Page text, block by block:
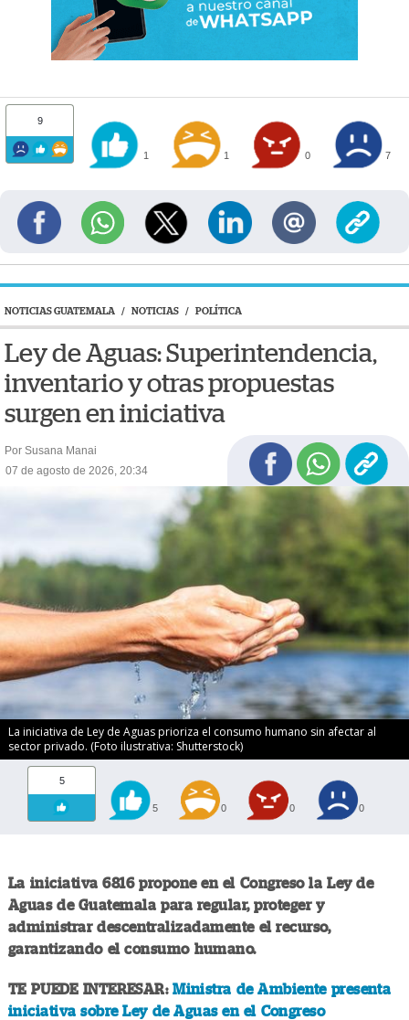
9
1 1 0 7
NOTICIAS GUATEMALA / NOTICIAS / POLÍTICA
Ley de Aguas: Superintendencia,
inventario y otras propuestas
surgen en iniciativa
Por Susana Manai
07 de agosto de 2026, 20:34
La iniciativa de Ley de Aguas prioriza el consumo humano sin afectar al
sector privado. (Foto ilustrativa: Shutterstock)
5
5 0 0 0
La iniciativa 6816 propone en el Congreso la Ley de
Aguas de Guatemala para regular, proteger y
administrar descentralizadamente el recurso,
garantizando el consumo humano.
TE PUEDE INTERESAR:Ministra de Ambiente presenta
iniciativa sobre Ley de Aguas en el Congreso